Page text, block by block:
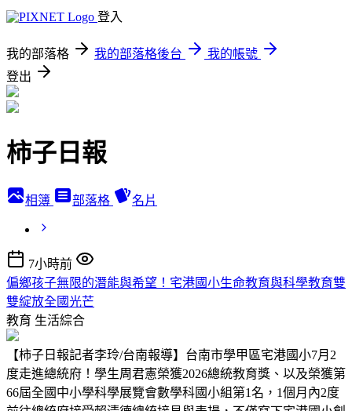
登入
我的部落格 我的部落格後台
我的帳號
登出
柿子日報
相簿 部落格 名片
7小時前
偏鄉孩子無限的潛能與希望！宅港國小生命教育與科學教育雙
雙綻放全國光芒
教育 生活綜合
【柿子日報記者李玲/台南報導】台南市學甲區宅港國小7月2
度走進總統府！學生周君憲榮獲2026總統教育獎、以及榮獲第
66屆全國中小學科學展覽會數學科國小組第1名，1個月內2度